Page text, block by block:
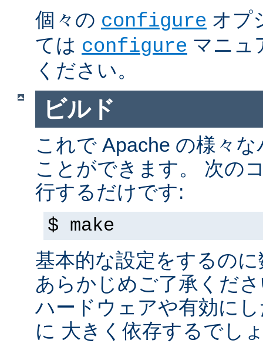
個々の configure オプ
ては configure マニュ
ください。
ビルド
これで Apache の様々
ことができます。 次の
行するだけです:
$ make
基本的な設定をするの
あらかじめご了承くだ
ハードウェアや有効に
に 大きく依存するでし